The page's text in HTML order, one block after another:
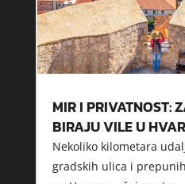
MIR I PRIVATNOST:
BIRAJU VILE U
Nekoliko kilometara
gradskih ulica i